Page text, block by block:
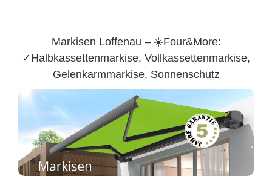
Markisen Loffenau – ☀️Four&More:
✓Halbkassettenmarkise, Vollkassettenmarkise,
Gelenkarmmarkise, Sonnenschutz